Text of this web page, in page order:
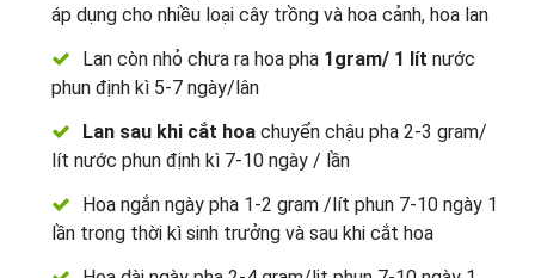
áp dụng cho nhiều loại cây trồng và hoa cảnh, hoa lan
Lan còn nhỏ chưa ra hoa pha 1gram/ 1 lít nước
phun định kì 5-7 ngày/lân
Lan sau khi cắt hoa chuyển chậu pha 2-3 gram/
lít nước phun định kì 7-10 ngày / lần
Hoa ngắn ngày pha 1-2 gram /lít phun 7-10 ngày 1
lần trong thời kì sinh trưởng và sau khi cắt hoa